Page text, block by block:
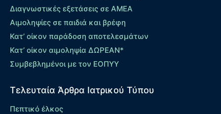
Διαγνωστικές εξετάσεις σε ΑΜΕΑ
Αιμοληψίες σε παιδιά και βρέφη
Κατ’ οίκον παράδοση αποτελεσμάτων
Κατ’ οίκον αιμοληψία ΔΩΡΕΑΝ*
Συμβεβλημένοι με τον ΕΟΠΥΥ
Τελευταία Άρθρα Ιατρικού Τύπου
Πεπτικό έλκος